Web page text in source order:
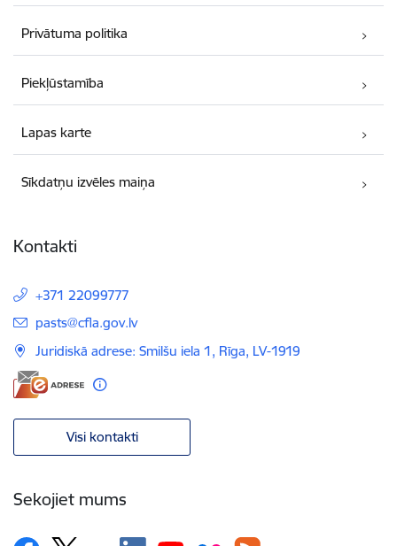
Privātuma politika
Piekļūstamība
Lapas karte
Sīkdatņu izvēles maiņa
Kontakti
+371 22099777
E-pasts:
pasts@cfla.gov.lv
Juridiskā adrese: Smilšu iela 1, Rīga, LV-1919
Visi kontakti
Sekojiet mums